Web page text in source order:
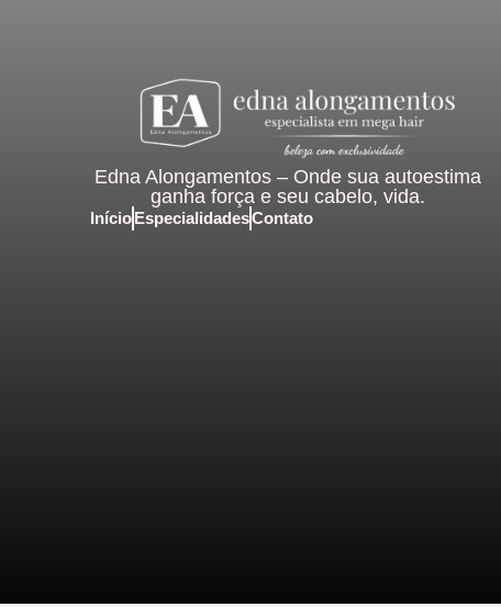
Edna Alongamentos – Onde sua autoestima
ganha força e seu cabelo, vida.
InícioEspecialidadesContato